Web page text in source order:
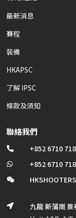
最新消息
賽程
裝備
HKAPSC
了解 IPSC
條款及須知
聯絡我們
 +852 6710
 +852 6710


九龍 新蒲崗